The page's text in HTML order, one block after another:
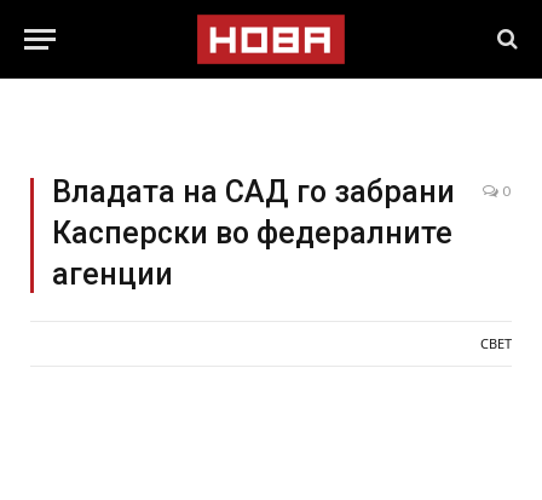
Владата на САД го забрани
Касперски во федералните
агенции
0
СВЕТ